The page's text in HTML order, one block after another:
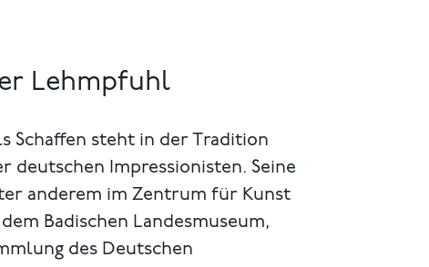
Lehmpfuhl
Schaffen steht in der Tradition
deutschen Impressionisten. Seine
anderem im Zentrum für Kunst
Badischen Landesmuseum,
des Deutschen